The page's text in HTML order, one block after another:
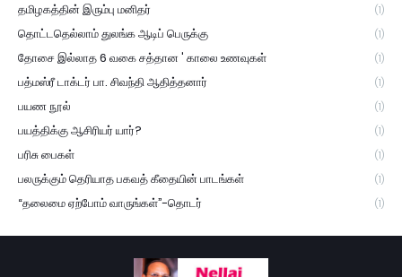
தமிழகத்தின் இரும்பு மனிதர் (1)
தொட்டதெல்லாம் துலங்க ஆடிப் பெருக்கு (1)
தோசை இல்லாத 6 வகை சத்தான ' காலை உணவுகள் (1)
பத்மஸ்ரீ டாக்டர் பா. சிவந்தி ஆதித்தனார் (1)
பயண நூல் (1)
பயத்திக்கு ஆசிரியர் யார்? (1)
பரிசு பைகள் (1)
பலருக்கும் தெரியாத பகவத் கீதையின் பாடங்கள் (1)
“தலைமை ஏற்போம் வாருங்கள்”-தொடர் (1)